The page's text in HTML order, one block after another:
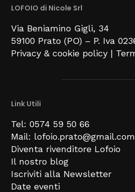
LOFOIO di Nicole Srl
Via Beniamino Gigli, 34
59100 Prato (PO) – P. Iva
Privacy & cookie policy |
Link Utili
Tel: 0574 59 50 66
Mail: lofoio.prato@gmail.com
Diventa rivenditore Lofoio
Il nostro blog
Iscriviti alla Newsletter
Date eventi